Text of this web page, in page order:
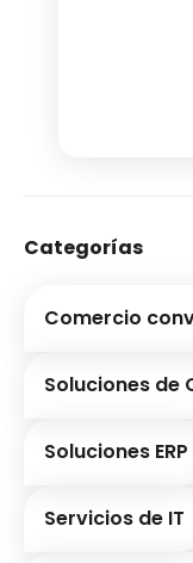
Categorías
Comercio
Soluciones de
Soluciones ERP
Servicios de IT